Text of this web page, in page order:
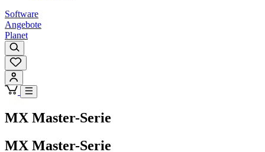
Software
Angebote
Planet
MX Master-Serie
MX Master-Serie